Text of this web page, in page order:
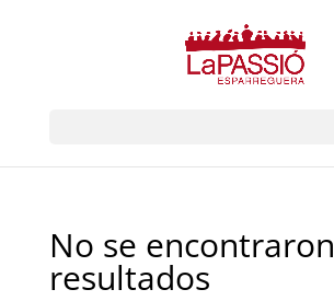
No se encontraron
resultados